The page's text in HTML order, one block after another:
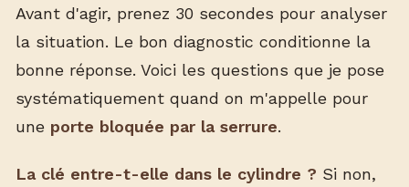
Avant d'agir, prenez 30 secondes pour analyser
la situation. Le bon diagnostic conditionne la
bonne réponse. Voici les questions que je pose
systématiquement quand on m'appelle pour
une porte bloquée par la serrure.
La clé entre-t-elle dans le cylindre ? Si non,